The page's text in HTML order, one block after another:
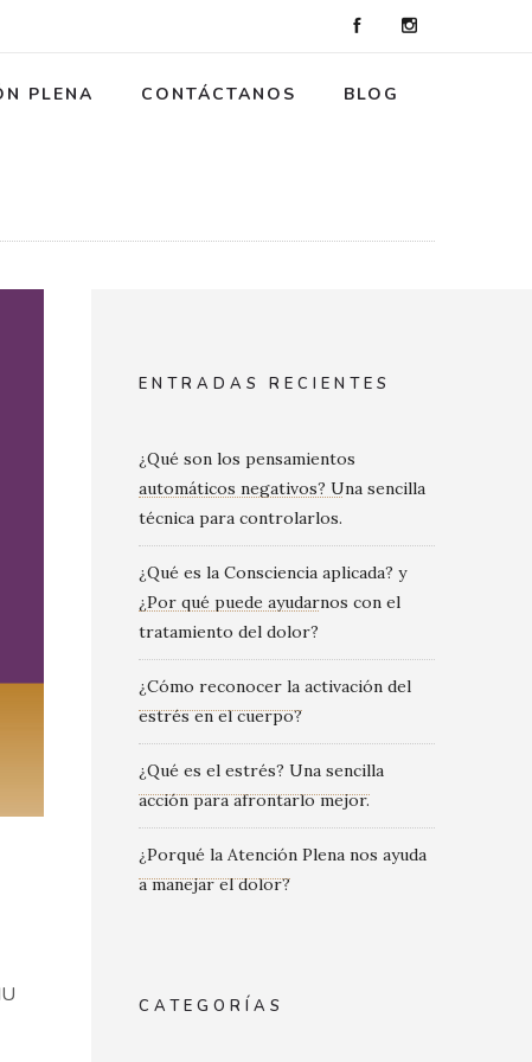
PLENA CONTÁCTANOS BLOG
ENTRADAS RECIENTES
¿Qué son los pensamientos
automáticos negativos? Una sencilla
técnica para controlarlos.
¿Qué es la Consciencia aplicada? y
¿Por qué puede ayudarnos con el
tratamiento del dolor?
¿Cómo reconocer la activación del
estrés en el cuerpo?
¿Qué es el estrés? Una sencilla
acción para afrontarlo mejor.
¿Porqué la Atención Plena nos ayuda
a manejar el dolor?
CATEGORÍAS